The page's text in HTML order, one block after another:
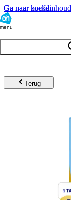
Ga naar hoofdinhoud
Ga naar zoeken
menu
Terug